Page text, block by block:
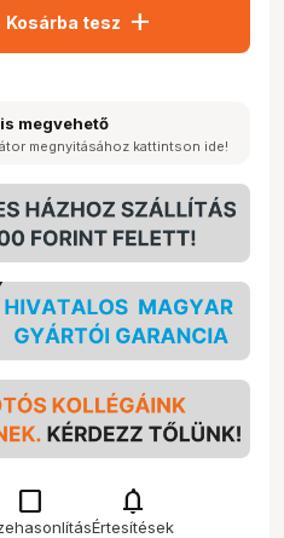
Kosárba tesz add
megvehető
megnyitásához kattintson ide!
check_box_outline_blank notifications
Értesítések